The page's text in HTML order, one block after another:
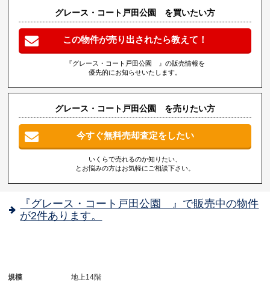
グレース・コート戸田公園 を買いたい方
この物件が売り出されたら教えて！
『グレース・コート戸田公園 』の販売情報を
優先的にお知らせいたします。
グレース・コート戸田公園 を売りたい方
今すぐ無料売却査定をしたい
いくらで売れるのか知りたい、
とお悩みの方はお気軽にご相談下さい。
『グレース・コート戸田公園 』で販売中の物件
が2件あります。
規模 地上14階